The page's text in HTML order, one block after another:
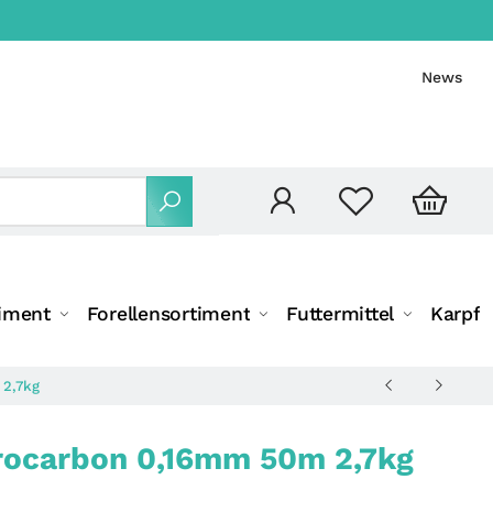
News
Forellensortiment Futtermittel
0,16mm 50m 2,7kg